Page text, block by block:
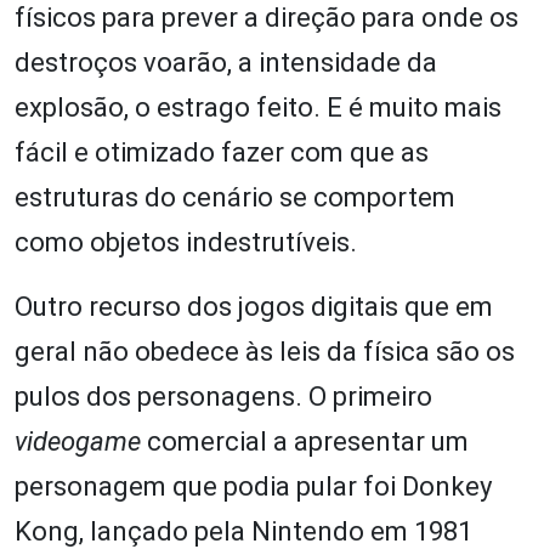
físicos para prever a direção para onde os
destroços voarão, a intensidade da
explosão, o estrago feito. E é muito mais
fácil e otimizado fazer com que as
estruturas do cenário se comportem
como objetos indestrutíveis.
Outro recurso dos jogos digitais que em
geral não obedece às leis da física são os
pulos dos personagens. O primeiro
videogame comercial a apresentar um
personagem que podia pular foi Donkey
Kong, lançado pela Nintendo em 1981